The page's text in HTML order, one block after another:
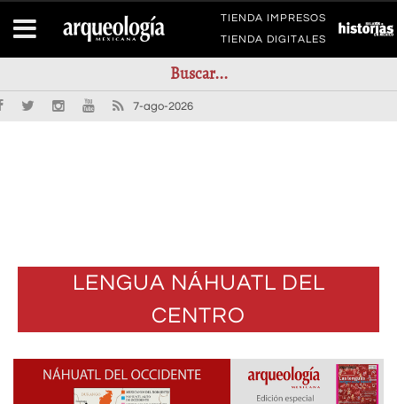
TIENDA IMPRESOS
TIENDA DIGITALES
7-ago-2026
LENGUA NÁHUATL DEL
CENTRO